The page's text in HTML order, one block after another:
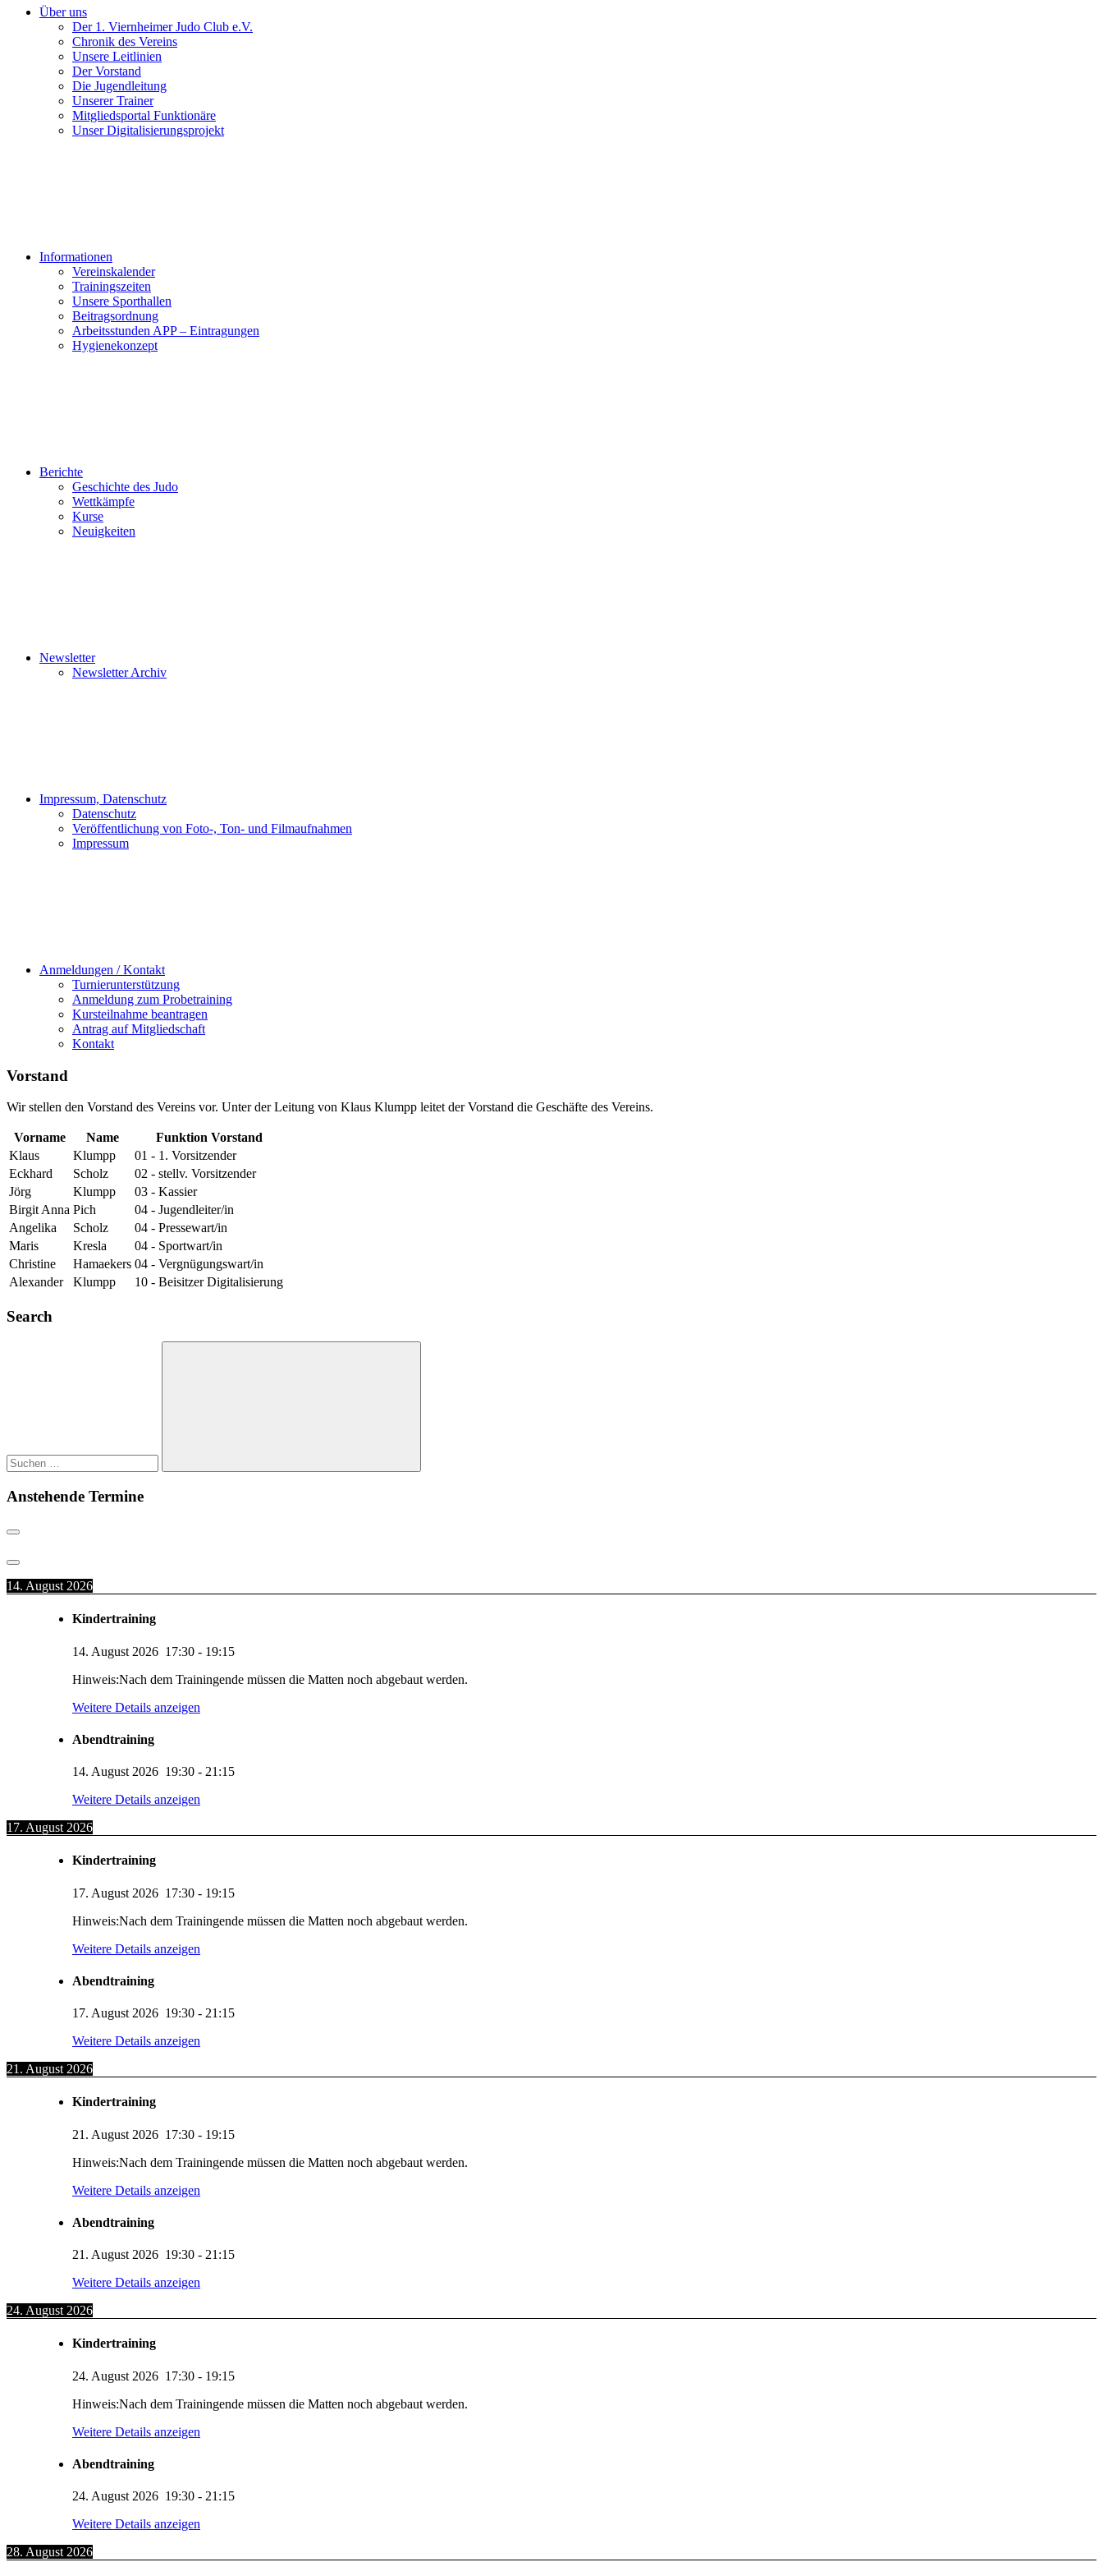
Über uns
Der 1. Viernheimer Judo Club e.V.
Chronik des Vereins
Unsere Leitlinien
Der Vorstand
Die Jugendleitung
Unserer Trainer
Mitgliedsportal Funktionäre
Unser Digitalisierungsprojekt
Informationen
Vereinskalender
Trainingszeiten
Unsere Sporthallen
Beitragsordnung
Arbeitsstunden APP – Eintragungen
Hygienekonzept
Berichte
Geschichte des Judo
Wettkämpfe
Kurse
Neuigkeiten
Newsletter
Newsletter Archiv
Impressum, Datenschutz
Datenschutz
Veröffentlichung von Foto-, Ton- und Filmaufnahmen
Impressum
Anmeldungen / Kontakt
Turnierunterstützung
Anmeldung zum Probetraining
Kursteilnahme beantragen
Antrag auf Mitgliedschaft
Kontakt
Vorstand
Wir stellen den Vorstand des Vereins vor. Unter der Leitung von Klaus Klumpp leitet der Vorstand die Geschäfte des Vereins.
Vorname Name
Funktion Vorstand
Klaus
Klumpp
01 - 1. Vorsitzender
Eckhard
Scholz
02 - stellv. Vorsitzender
Jörg
Klumpp
03 - Kassier
Birgit Anna Pich
04 - Jugendleiter/in
Angelika
Scholz
04 - Pressewart/in
Maris
Kresla
04 - Sportwart/in
Christine
Hamaekers 04 - Vergnügungswart/in
Alexander
Klumpp 10 - Beisitzer Digitalisierung
Search
Suchen
Anstehende Termine
14. August 2026
Kindertraining
14. August 2026 17:30 - 19:15
Hinweis:Nach dem Trainingende müssen die Matten noch abgebaut werden.
Weitere Details anzeigen
Abendtraining
14. August 2026 19:30 - 21:15
Weitere Details anzeigen
17. August 2026
Kindertraining
17. August 2026 17:30 - 19:15
Hinweis:Nach dem Trainingende müssen die Matten noch abgebaut werden.
Weitere Details anzeigen
Abendtraining
17. August 2026 19:30 - 21:15
Weitere Details anzeigen
21. August 2026
Kindertraining
21. August 2026 17:30 - 19:15
Hinweis:Nach dem Trainingende müssen die Matten noch abgebaut werden.
Weitere Details anzeigen
Abendtraining
21. August 2026 19:30 - 21:15
Weitere Details anzeigen
24. August 2026
Kindertraining
24. August 2026 17:30 - 19:15
Hinweis:Nach dem Trainingende müssen die Matten noch abgebaut werden.
Weitere Details anzeigen
Abendtraining
24. August 2026 19:30 - 21:15
Weitere Details anzeigen
28. August 2026